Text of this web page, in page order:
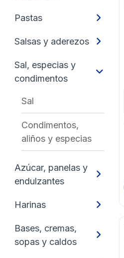
Pastas
Salsas y aderezos
Sal, especias y
condimentos
Sal
Condimentos,
aliños y especias
Azúcar, panelas y
endulzantes
Harinas
Bases, cremas,
sopas y caldos